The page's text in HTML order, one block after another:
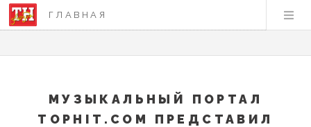
ГЛАВНАЯ
МУЗЫКАЛЬНЫЙ ПОРТАЛ
TOPHIT.COM ПРЕДСТАВИЛ